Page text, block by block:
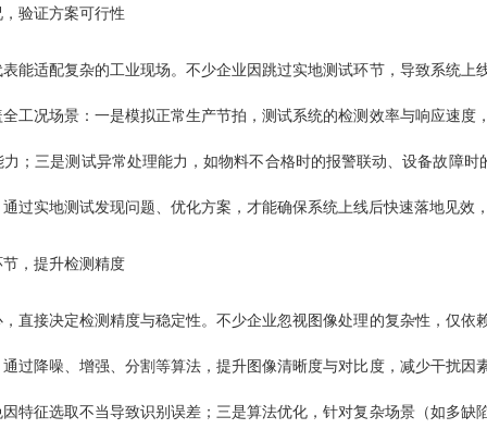
验证方案可行性
能适配复杂的工业现场。不少企业因跳过实地测试环节，导致系统
工况场景：一是模拟正常生产节拍，测试系统的检测效率与响应速
；三是测试异常处理能力，如物料不合格时的报警联动、设备故障
过实地测试发现问题、优化方案，才能确保系统上线后快速落地见效
，提升检测精度
直接决定检测精度与稳定性。不少企业忽视图像处理的复杂性，仅
过降噪、增强、分割等算法，提升图像清晰度与对比度，减少干扰
特征选取不当导致识别误差；三是算法优化，针对复杂场景（如多